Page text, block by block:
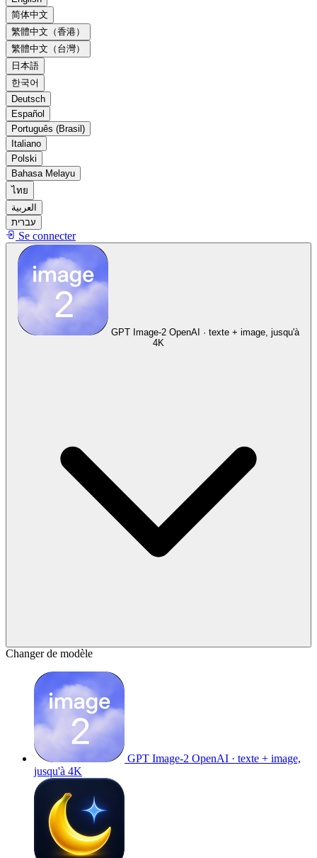
简体中文
繁體中文（香港）
繁體中文（台灣）
日本語
한국어
Deutsch
Español
Português (Brasil)
Italiano
Polski
Bahasa Melayu
ไทย
العربية
עברית
Se connecter
GPT Image-2 OpenAI · texte + image, jusqu'à
4K
Changer de modèle
GPT Image-2 OpenAI · texte + image,
jusqu'à 4K